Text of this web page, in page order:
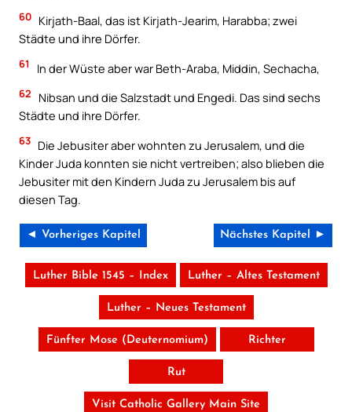
60 Kirjath-Baal, das ist Kirjath-Jearim, Harabba; zwei
Städte und ihre Dörfer.
61 In der Wüste aber war Beth-Araba, Middin, Sechacha,
62
Nibsan und die Salzstadt und Engedi. Das sind sechs
Städte und ihre Dörfer.
63 Die Jebusiter aber wohnten zu Jerusalem, und die
Kinder Juda konnten sie nicht vertreiben; also blieben die
Jebusiter mit den Kindern Juda zu Jerusalem bis auf
diesen Tag.
◄ Vorheriges Kapitel Nächstes Kapitel ►
Luther Bible 1545 – Index Luther – Altes Testament
Luther – Neues Testament
Fünfter Mose (Deuternomium) Richter
Rut
Visit Catholic Gallery Main Site